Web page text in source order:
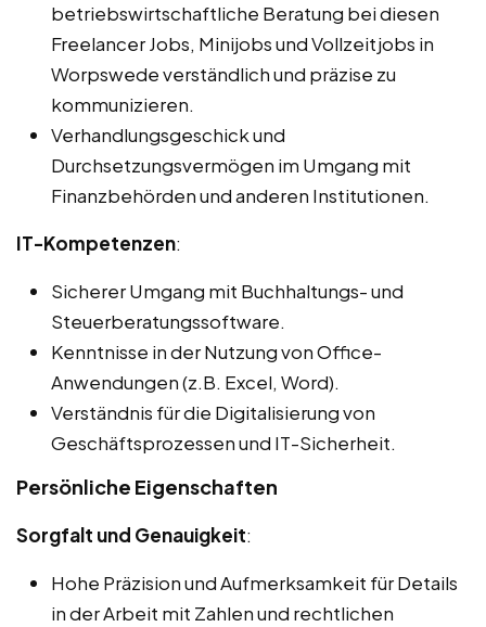
betriebswirtschaftliche Beratung bei diesen
Freelancer Jobs, Minijobs und Vollzeitjobs in
Worpswede verständlich und präzise zu
kommunizieren.
Verhandlungsgeschick und
Durchsetzungsvermögen im Umgang mit
Finanzbehörden und anderen Institutionen.
IT-Kompetenzen:
Sicherer Umgang mit Buchhaltungs- und
Steuerberatungssoftware.
Kenntnisse in der Nutzung von Office-
Anwendungen (z.B. Excel, Word).
Verständnis für die Digitalisierung von
Geschäftsprozessen und IT-Sicherheit.
Persönliche Eigenschaften
Sorgfalt und Genauigkeit:
Hohe Präzision und Aufmerksamkeit für Details
in der Arbeit mit Zahlen und rechtlichen